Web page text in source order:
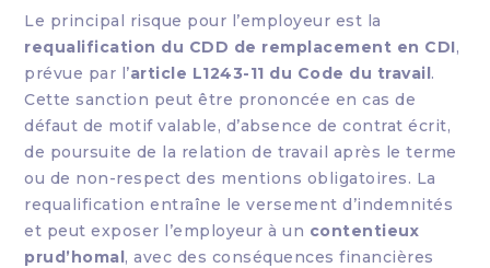
Le principal risque pour l’employeur est la
requalification du CDD de remplacement en CDI,
prévue par l’article L1243-11 du Code du travail.
Cette sanction peut être prononcée en cas de
défaut de motif valable, d’absence de contrat écrit,
de poursuite de la relation de travail après le terme
ou de non-respect des mentions obligatoires. La
requalification entraîne le versement d’indemnités
et peut exposer l’employeur à un contentieux
prud’homal, avec des conséquences financières